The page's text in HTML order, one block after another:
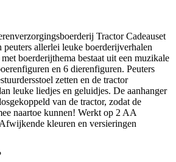
Tractor Cadeauset
peuters allerlei leuke boerderijverhalen
boerderijthema bestaat uit een muzikale
en 6 dierenfiguren. Peuters
zetten en de tractor
leuke liedjes en geluidjes. De aanhanger
van de tractor, zodat de
naartoe kunnen! Werkt op 2 AA
kleuren en versieringen